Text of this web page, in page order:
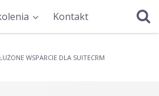
Kontakt
WSPARCIE DLA SUITECRM